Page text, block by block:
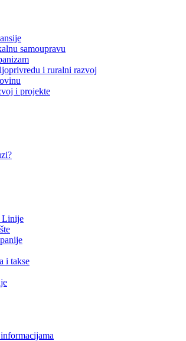
samoupravu
i ruralni razvoj
i projekte
Linije
i takse